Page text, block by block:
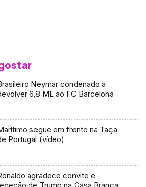
Neymar condenado a
6,8 ME ao FC Barcelona
segue em frente na Taça
Portugal (vídeo)
agradece convite e